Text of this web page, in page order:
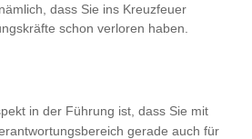
dass Sie ins Kreuzfeuer
schon verloren haben.
in der Führung ist, dass Sie mit
gerade auch für